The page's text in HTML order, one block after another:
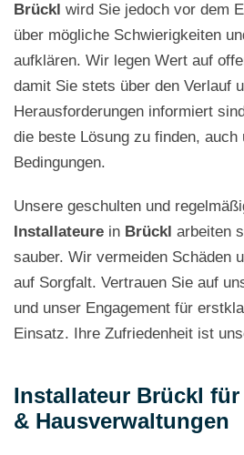
Brückl wird Sie jedoch vor dem
über mögliche Schwierigkeiten
aufklären. Wir legen Wert auf
damit Sie stets über den Verlauf
Herausforderungen informiert
die beste Lösung zu finden, auch
Bedingungen.
Unsere geschulten und
Installateure in Brückl arbeiten
sauber. Wir vermeiden Schäden
auf Sorgfalt. Vertrauen Sie auf
und unser Engagement für
Einsatz. Ihre Zufriedenheit ist
Installateur Brückl für
& Hausverwaltungen